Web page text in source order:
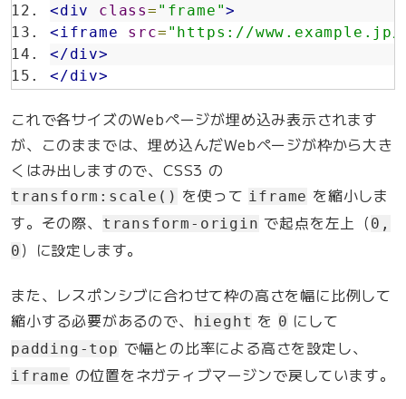
<div
class= "frame">
<iframe
src= "https://
</div>
</div>
これで各サイズのWebページが埋め込み表示されます
が、このままでは、埋め込んだWebページが枠から大き
くはみ出しますので、CSS3 の
transform:scale() を使って iframe を縮小しま
す。その際、
transform-origin で起点を左上（ 0,
0 ）に設定します。
また、レスポンシブに合わせて枠の高さを幅に比例して
縮小する必要があるので、
hieght を 0 にして
padding-top で幅との比率による高さを設定し、
iframe の位置をネガティブマージンで戻しています。